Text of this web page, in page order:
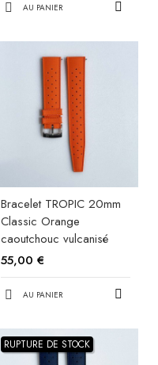
AU PANIER
Bracelet TROPIC 20mm
Classic Orange
caoutchouc vulcanisé
55,00 €
AU PANIER
RUPTURE DE STOCK